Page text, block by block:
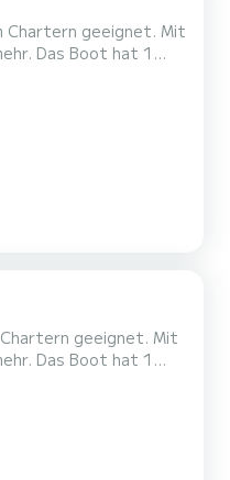
Chartern geeignet. Mit
1
Ihr perfekter
geeignet. Mit
1
Ihr perfekter